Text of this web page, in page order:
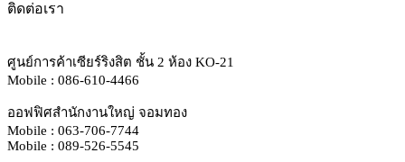
ติดต่อเรา
ศูนย์การค้าเซียร์ริงสิต ชั้น 2 ห้อง KO-21
Mobile : 086-610-4466
ออฟฟิศสำนักงานใหญ่ จอมทอง
Mobile : 063-706-7744
Mobile : 089-526-5545